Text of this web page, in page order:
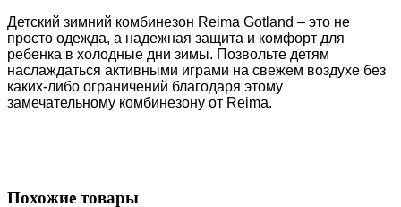
Детский зимний комбинезон Reima Gotland – это не
просто одежда, а надежная защита и комфорт для
ребенка в холодные дни зимы. Позвольте детям
наслаждаться активными играми на свежем воздухе без
каких-либо ограничений благодаря этому
замечательному комбинезону от Reima.
Похожие товары